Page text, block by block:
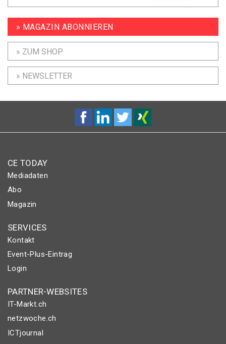
» MAGAZIN ABONNIEREN
» ZUM SHOP
» NEWSLETTER
CE TODAY
Mediadaten
Abo
Magazin
SERVICES
Kontakt
Event-Plus-Eintrag
Login
PARTNER-WEBSITES
IT-Markt.ch
netzwoche.ch
ICTjournal